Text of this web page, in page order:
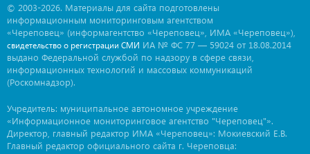
© 2003-2026. Материалы для сайта подготовлены
информационным мониторинговым агентством
«Череповец» (информагентство «Череповец», ИМА «Череповец»),
свидетельство о регистрации СМИ ИА № ФС 77 — 59024 от 18.08.2014
выдано Федеральной службой по надзору в сфере связи,
информационных технологий и массовых коммуникаций
(Роскомнадзор).
Учредитель: муниципальное автономное учреждение
«Информационное мониторинговое агентство "Череповец"».
Директор, главный редактор ИМА «Череповец»: Мокиевский Е.В.
Главный редактор официального сайта г. Череповца: